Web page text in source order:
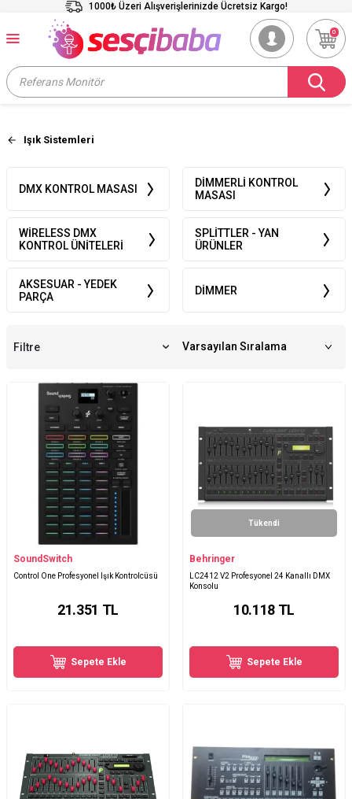
1000₺ Üzeri Alışverişlerinizde Ücretsiz Kargo!
0
Işık Sistemleri
DMX KONTROL MASASI
DIMMERLI KONTROL
MASASI
WIRELESS DMX
KONTROL ÜNITELERI
SPLITTLER - YAN
ÜRÜNLER
AKSESUAR - YEDEK
PARÇA
DIMMER
Filtre
SoundSwitch
Control One Profesyonel Işık Kontrolcüsü
21.351 TL
Sepete Ekle
Tükendi
Behringer
LC2412 V2 Profesyonel 24 Kanallı DMX
Konsolu
10.118TL
Sepete Ekle